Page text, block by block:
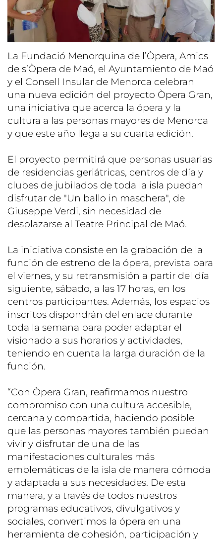
La Fundació Menorquina de l’Òpera, Amics
de s’Òpera de Maó, el Ayuntamiento de Maó
y el Consell Insular de Menorca celebran
una nueva edición del proyecto Òpera Gran,
una iniciativa que acerca la ópera y la
cultura a las personas mayores de Menorca
y que este año llega a su cuarta edición.
El proyecto permitirá que personas usuarias
de residencias geriátricas, centros de día y
clubes de jubilados de toda la isla puedan
disfrutar de "Un ballo in maschera", de
Giuseppe Verdi, sin necesidad de
desplazarse al Teatre Principal de Maó.
La iniciativa consiste en la grabación de la
función de estreno de la ópera, prevista para
el viernes, y su retransmisión a partir del día
siguiente, sábado, a las 17 horas, en los
centros participantes. Además, los espacios
inscritos dispondrán del enlace durante
toda la semana para poder adaptar el
visionado a sus horarios y actividades,
teniendo en cuenta la larga duración de la
función.
“Con Òpera Gran, reafirmamos nuestro
compromiso con una cultura accesible,
cercana y compartida, haciendo posible
que las personas mayores también puedan
vivir y disfrutar de una de las
manifestaciones culturales más
emblemáticas de la isla de manera cómoda
y adaptada a sus necesidades. De esta
manera, y a través de todos nuestros
programas educativos, divulgativos y
sociales, convertimos la ópera en una
herramienta de cohesión, participación y